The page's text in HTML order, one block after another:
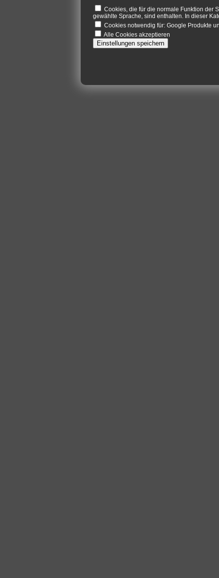
Cookies, die für die normale Funktion der
gewählte Sprache, sind enthalten. In dieser
Cookies notwendig für: Google Produkte
Alle Cookies akzeptieren
Einstellungen speichern